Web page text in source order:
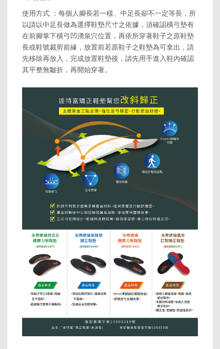
使用方式 ：每個人腳長若一樣、中足長卻不一定等長，所
以請以中足長做為選擇鞋墊尺寸之依據，須確認橫弓墊有
在前腳掌下橫弓凹湧泉穴位置，再依所穿著鞋子之原鞋墊
長或鞋號裁剪前緣，放置前若原鞋子之鞋墊為可拿出，請
先移除再放入，完成放置鞋墊後，請先用手進入鞋內確認
其平整無皺折，再開始穿著。